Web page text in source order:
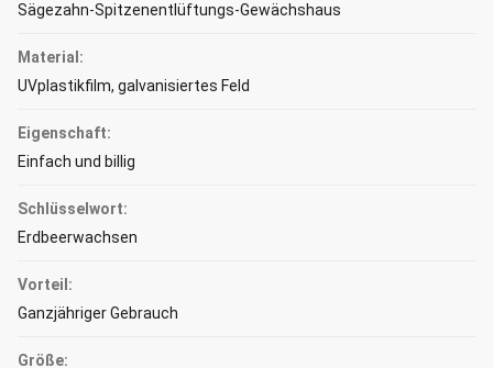
Sägezahn-Spitzenentlüftungs-Gewächshaus
Material:
UVplastikfilm, galvanisiertes Feld
Eigenschaft:
Einfach und billig
Schlüsselwort:
Erdbeerwachsen
Vorteil:
Ganzjähriger Gebrauch
Größe: